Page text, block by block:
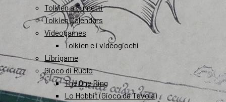
Tolkien a Fumetti
Tolkien Calendars
Videogames
Tolkien e i videogiochi
Librigame
Gioco di Ruolo
The One Ring
Lo Hobbit (Gioco da Tavola)